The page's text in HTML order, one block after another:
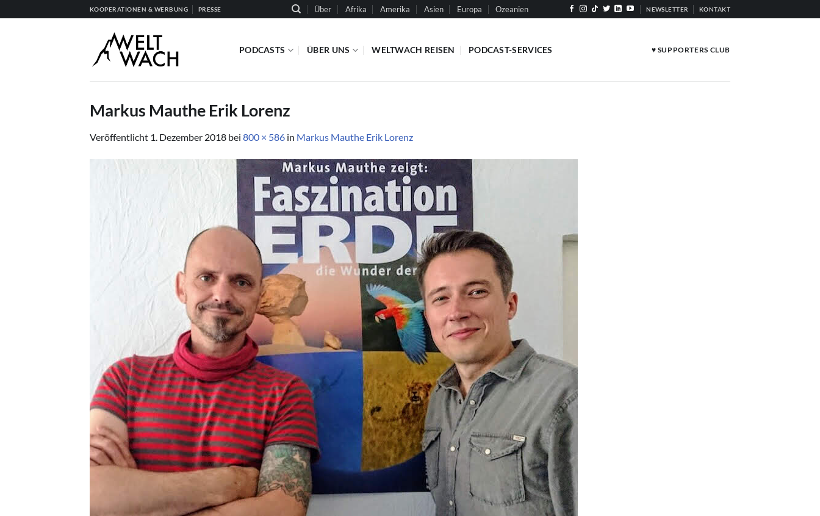
Inhalt
KOOPERATIONEN & WERBUNG PRESSE Über Afrika Amerika Asien Europa Ozeanien NEWSLETTER KONTAKT
PODCASTS ÜBER UNS WELTWACH REISEN PODCAST-SERVICES ♥ SUPPORTERS CLUB
Markus Mauthe Erik Lorenz
Veröffentlicht 1. Dezember 2018 bei 800 × 586 in Markus Mauthe Erik Lorenz